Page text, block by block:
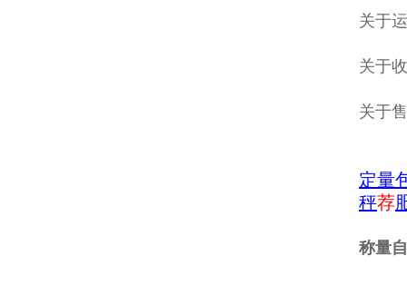
关于
关于
关于
定量
秤荐
称量